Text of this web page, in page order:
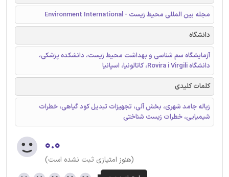
مجله بین المللی محیط زیست - Environment International
دانشگاه
آزمایشگاه سم شناسی و بهداشت محیط زیست، دانشکده پزشکی،
دانشگاه Rovira i Virgili، کاتالونیا، اسپانیا
کلمات کلیدی
زباله جامد شهری، بخش آلی، تجهیزات تبدیل کود گیاهی، خطرات
شیمیایی، خطرات زیست شناختی
۰.۰
(هنوز امتیازی ثبت نشده است)